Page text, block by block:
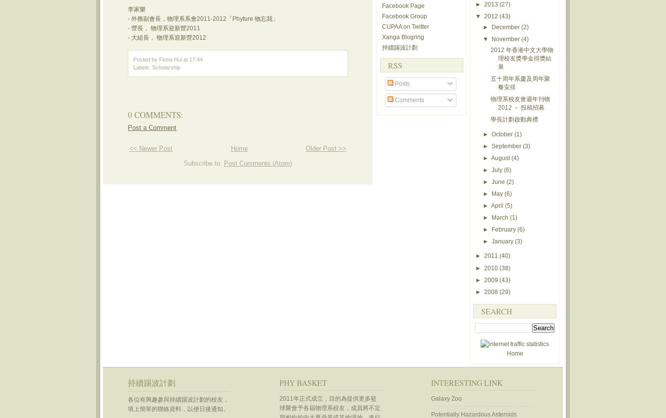
李家樂
- 外務副會長，物理系系會2011-2012「Phyture 物忘我」
- 營長， 物理系迎新營2011
- 大組長， 物理系迎新營2012
Posted by Fiona Hui at 17:44
Labels: Scholarship
0 COMMENTS:
Post a Comment
<< Newer Post Older Post >>
Home
Subscribe to: Post Comments (Atom)
Facebook Page
Facebook Group
CUPAA on Twitter
Xanga Blogring
持續踢波計劃
RSS
Posts
Comments
► 2013 (27)
▼ 2012 (43)
►
December (2)
▼
November (4)
2012 年香港中文大學物
理校友獎學金得獎結
果
五十周年系慶及周年聚
餐安排
物理系校友會週年刊物
2012 － 投稿招募
學長計劃啟動典禮
► October (1)
► September (3)
► August (4)
► July (6)
► June (2)
►
May (6)
► April (5)
►
March (1)
►
February (6)
► January (3)
► 2011 (40)
► 2010 (38)
► 2009 (43)
► 2008 (29)
SEARCH
Home
持續踢波計劃
各位有興趣參與持續踢波計劃的校友，
填上簡單的聯絡資料，以便日後通知。
PHY BASKET
2011年正式成立，目的為提供更多籃
球聚會予各屆物理系校友，成員將不定
INTERESTING LINK
Galaxy Zoo
Potentially Hazardous Asteroids